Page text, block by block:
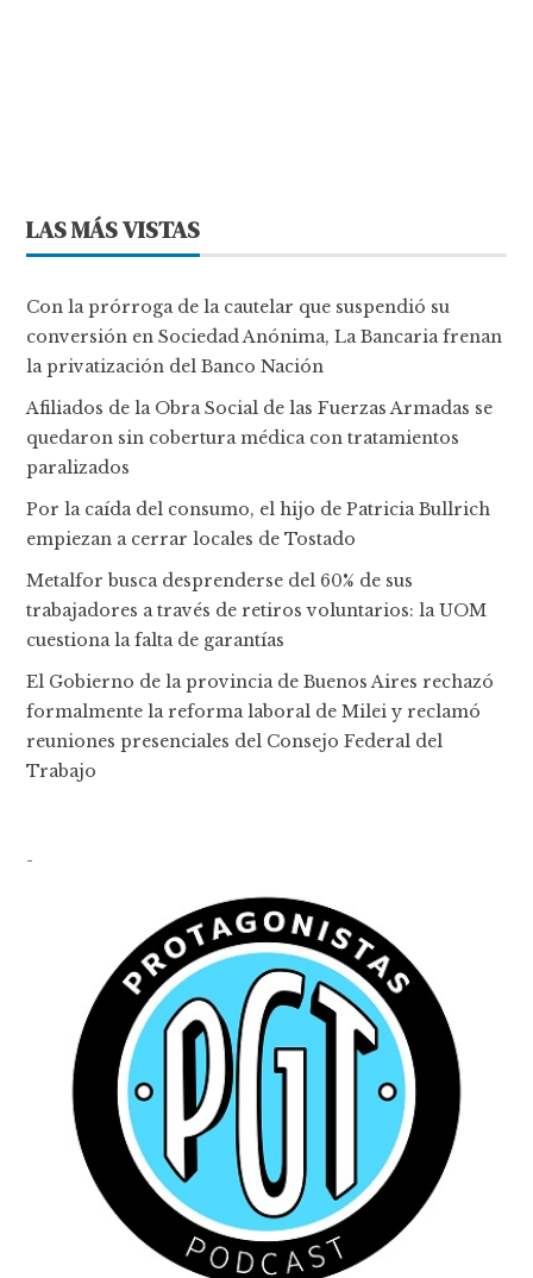
LAS MÁS VISTAS
Con la prórroga de la cautelar que suspendió su
conversión en Sociedad Anónima, La Bancaria frenan
la privatización del Banco Nación
Afiliados de la Obra Social de las Fuerzas Armadas se
quedaron sin cobertura médica con tratamientos
paralizados
Por la caída del consumo, el hijo de Patricia Bullrich
empiezan a cerrar locales de Tostado
Metalfor busca desprenderse del 60% de sus
trabajadores a través de retiros voluntarios: la UOM
cuestiona la falta de garantías
El Gobierno de la provincia de Buenos Aires rechazó
formalmente la reforma laboral de Milei y reclamó
reuniones presenciales del Consejo Federal del
Trabajo
-